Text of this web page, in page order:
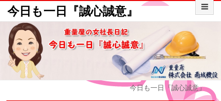
今日も一日『誠心誠意』
今日も一日『誠心誠意』